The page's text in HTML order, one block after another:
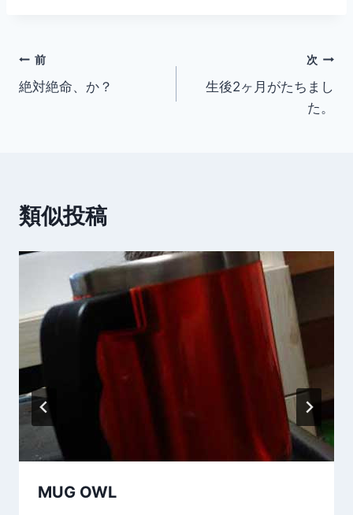
投
稿
ー
シ
ン
前
絶対絶命、か？
次
生後2ヶ月がたちまし
た。
類似投稿
MUG OWL